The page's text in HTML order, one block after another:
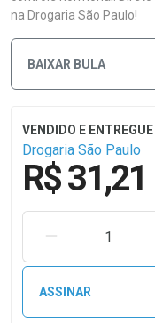
na Drogaria São Paulo!
BAIXAR BULA
Drogaria São Paulo
R$ 31,21
REMOVER UMA
ASSINAR